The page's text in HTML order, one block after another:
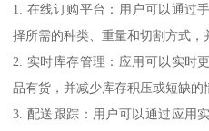
1. 在线订购平台：用户可以通过
择所需的种类、重量和切割方式，
2. 实时库存管理：应用可以实时
品有货，并减少库存积压或短缺的
3. 配送跟踪：用户可以通过应用